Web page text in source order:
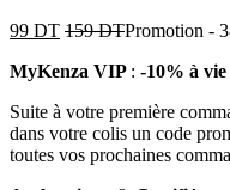
99 DT 159DTPromotion -
MyKenza VIP : -10% à vie
Suite à votre première
dans votre colis un code
toutes vos prochaines